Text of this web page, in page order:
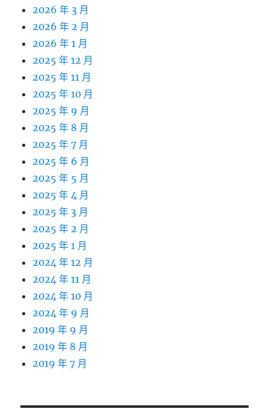
2026 年 3 月
2026 年 2 月
2026 年 1 月
2025 年 12 月
2025 年 11 月
2025 年 10 月
2025 年 9 月
2025 年 8 月
2025 年 7 月
2025 年 6 月
2025 年 5 月
2025 年 4 月
2025 年 3 月
2025 年 2 月
2025 年 1 月
2024 年 12 月
2024 年 11 月
2024 年 10 月
2024 年 9 月
2019 年 9 月
2019 年 8 月
2019 年 7 月